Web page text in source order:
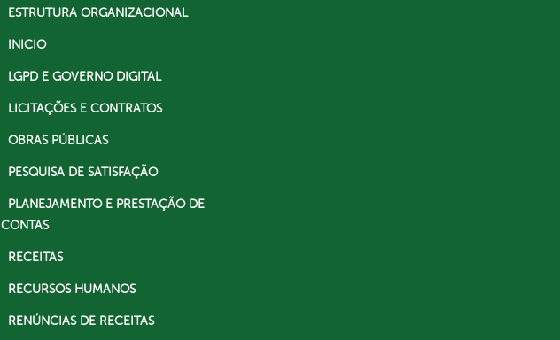
ESTRUTURA ORGANIZACIONAL
INICIO
LGPD E GOVERNO DIGITAL
LICITAÇÕES E CONTRATOS
OBRAS PÚBLICAS
PESQUISA DE SATISFAÇÃO
PLANEJAMENTO E PRESTAÇÃO DE
CONTAS
RECEITAS
RECURSOS HUMANOS
RENÚNCIAS DE RECEITAS